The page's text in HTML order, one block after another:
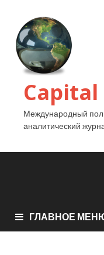
Международный
аналитический
ГЛАВНОЕ